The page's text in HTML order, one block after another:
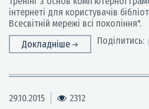
інтернеті для користувачів
Всесвітній мережі всі покоління".
Докладніше
Поділитись:
29.10.2015
2312